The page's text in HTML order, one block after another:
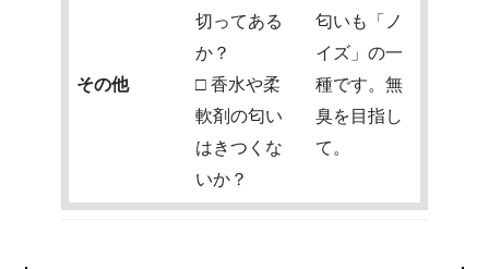
その他
切ってある
か？
□ 香水や柔
軟剤の匂い
はきつくな
いか？
匂いも「ノ
イズ」の一
種です。無
臭を目指し
て。